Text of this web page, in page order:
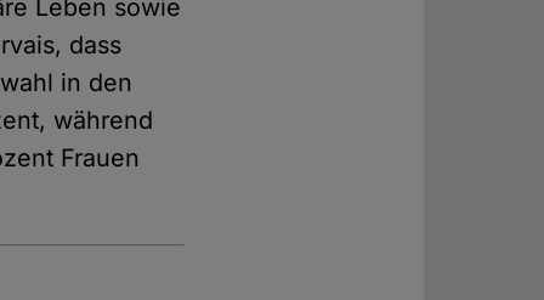
Leben sowie
dass
in den
während
Frauen